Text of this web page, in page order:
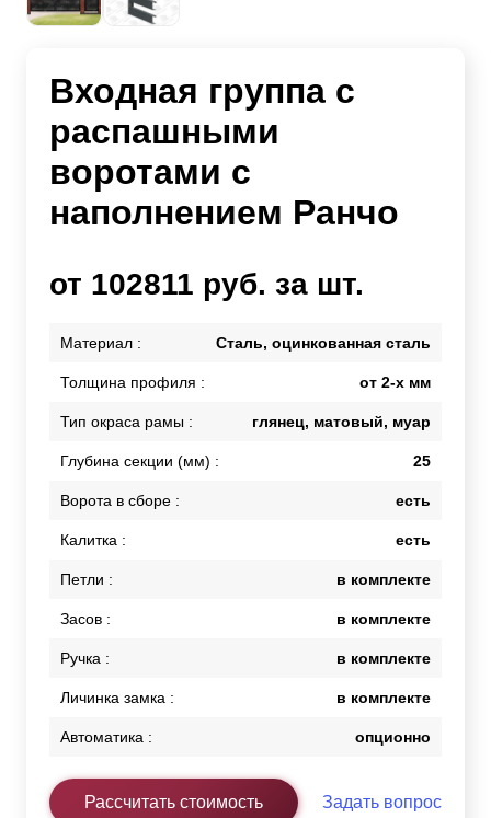
Входная группа с
распашными
воротами с
наполнением Ранчо
от 102811 руб. за шт.
Материал : Сталь, оцинкованная сталь
Толщина профиля : от 2-х мм
Тип окраса рамы : глянец, матовый, муар
Глубина секции (мм) : 25
Ворота в сборе : есть
Калитка : есть
Петли : в комплекте
Засов : в комплекте
Ручка : в комплекте
Личинка замка : в комплекте
Автоматика : опционно
Рассчитать стоимость Задать вопрос